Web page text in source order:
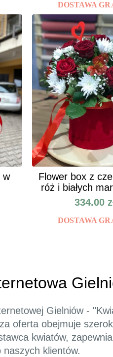
DOSTAWA
w
Flower box z
róż i białych
334.00
DOSTAWA
Gielniów -
oferta obejmuje
kwiatów,
klientów.